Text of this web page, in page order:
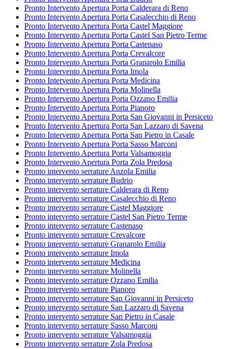
Pronto Intervento Apertura Porta Calderara di Reno
Pronto Intervento Apertura Porta Casalecchio di Reno
Pronto Intervento Apertura Porta Castel Maggiore
Pronto Intervento Apertura Porta Castel San Pietro Terme
Pronto Intervento Apertura Porta Castenaso
Pronto Intervento Apertura Porta Crevalcore
Pronto Intervento Apertura Porta Granarolo Emilia
Pronto Intervento Apertura Porta Imola
Pronto Intervento Apertura Porta Medicina
Pronto Intervento Apertura Porta Molinella
Pronto Intervento Apertura Porta Ozzano Emilia
Pronto Intervento Apertura Porta Pianoro
Pronto Intervento Apertura Porta San Giovanni in Persiceto
Pronto Intervento Apertura Porta San Lazzaro di Savena
Pronto Intervento Apertura Porta San Pietro in Casale
Pronto Intervento Apertura Porta Sasso Marconi
Pronto Intervento Apertura Porta Valsamoggia
Pronto Intervento Apertura Porta Zola Predosa
Pronto intervento serrature Anzola Emilia
Pronto intervento serrature Budrio
Pronto intervento serrature Calderara di Reno
Pronto intervento serrature Casalecchio di Reno
Pronto intervento serrature Castel Maggiore
Pronto intervento serrature Castel San Pietro Terme
Pronto intervento serrature Castenaso
Pronto intervento serrature Crevalcore
Pronto intervento serrature Granarolo Emilia
Pronto intervento serrature Imola
Pronto intervento serrature Medicina
Pronto intervento serrature Molinella
Pronto intervento serrature Ozzano Emilia
Pronto intervento serrature Pianoro
Pronto intervento serrature San Giovanni in Persiceto
Pronto intervento serrature San Lazzaro di Savena
Pronto intervento serrature San Pietro in Casale
Pronto intervento serrature Sasso Marconi
Pronto intervento serrature Valsamoggia
Pronto intervento serrature Zola Predosa